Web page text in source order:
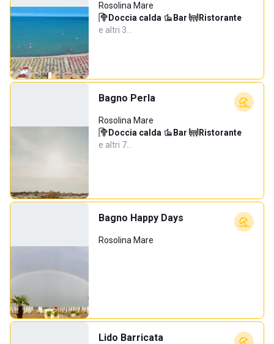
Rosolina Mare
Doccia calda· Bar· Ristorante·
e altri 3…
Bagno Perla
Rosolina Mare
Doccia calda· Bar· Ristorante·
e altri 7…
Bagno Happy Days
Rosolina Mare
Lido Barricata